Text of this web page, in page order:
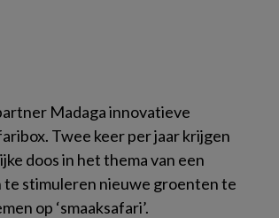
Madaga innovatieve
Twee keer per jaar krijgen
doos in het thema van een
stimuleren nieuwe groenten te
op ‘smaaksafari’.